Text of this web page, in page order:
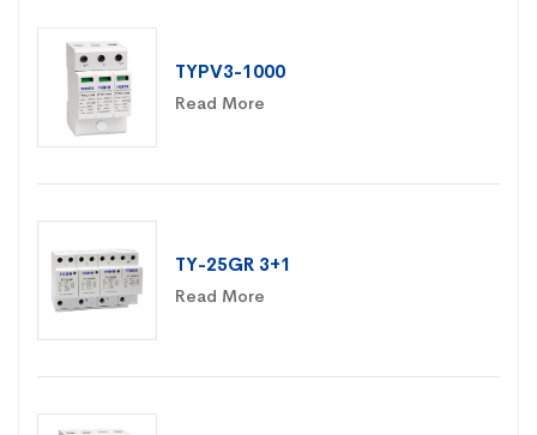
TYPV3-1000
Read More
TY-25GR 3+1
Read More